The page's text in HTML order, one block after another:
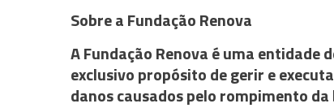
Sobre a Fundação Renova
A Fundação Renova é uma
exclusivo propósito de gerir e
danos causados pelo rompimento